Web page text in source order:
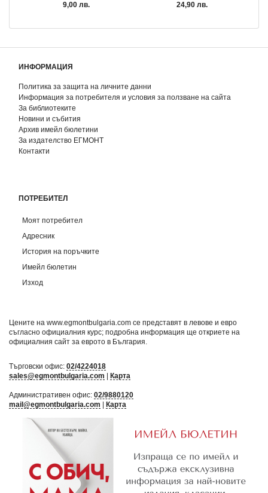
9,00 лв.
24,90 лв.
ИНФОРМАЦИЯ
Политика за защита на личните данни
Информация за потребителя и условия за ползване на сайта
За библиотеките
Новини и събития
Архив имейл бюлетини
За издателство ЕГМОНТ
Контакти
ПОТРЕБИТЕЛ
Моят потребител
Адресник
История на поръчките
Имейл бюлетин
Изход
Цените на www.egmontbulgaria.com се представят в левове и евро
съгласно официалния курс; подробна информация ще откриете на
официалния сайт за еврото в България
Търговски офис: 02/4224018
sales@egmontbulgaria.com
Карта
Административен офис: 02/9880120
mail@egmontbulgaria.com
Карта